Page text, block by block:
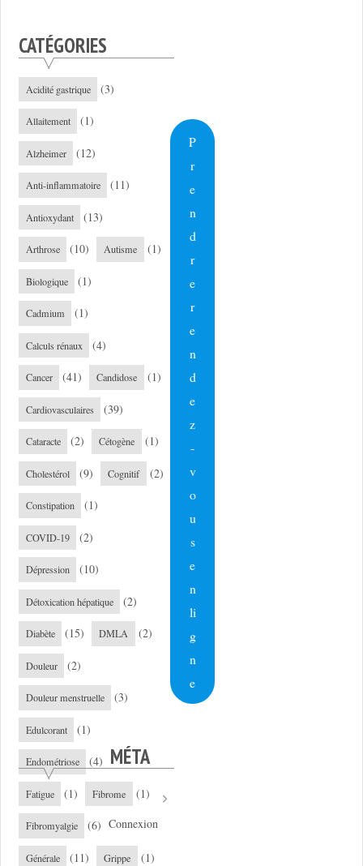
CATÉGORIES
Acidité gastrique (3)
Allaitement (1)
Alzheimer (12)
Anti-inflammatoire (11)
Antioxydant (13)
Arthrose (10) Autisme (1)
Biologique (1)
Cadmium (1)
Calculs rénaux (4)
Cancer (41) Candidose (1)
Cardiovasculaires (39)
Cataracte (2) Cétogène (1)
Cholestérol (9) Cognitif (2)
Constipation (1)
COVID-19 (2)
Dépression (10)
Détoxication hépatique (2)
Diabète (15) DMLA (2)
Douleur (2)
Douleur menstruelle (3)
Edulcorant (1)
Endométriose (4)
Fatigue (1) Fibrome (1)
Fibromyalgie (6)
Générale (11) Grippe (1)
P
r
e
n
d
r
e
r
e
n
d
e
z
-
v
o
u
s
e
n
li
g
n
e
MÉTA
Connexion